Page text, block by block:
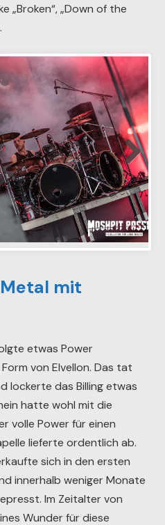
„Broken“, „Down of the
Air 2019
mit
etwas Power
von Elvellon. Das tat
lockerte das Billing etwas
hatte wohl mit die
volle Power für einen
lieferte ordentlich ab.
sich in den ersten
innerhalb weniger Monate
Im Zeitalter von
Wunder für diese